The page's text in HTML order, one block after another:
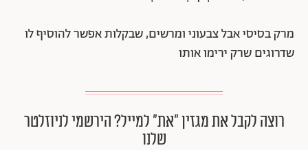
מרק בסיסי אבל צבעוני ומרשים, שבקלות אפשר להוסיף לו
שדרוגים שרק ירימו אותו
רוצה לקבל את מגזין ״את״ למייל? הירשמי לניוזלטר
שלנו